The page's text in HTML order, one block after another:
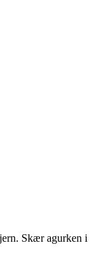
Skær agurken i